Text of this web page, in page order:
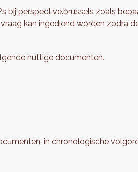
bij perspective.brussels zoals
kan ingediend worden zodra
nuttige documenten.
in chronologische